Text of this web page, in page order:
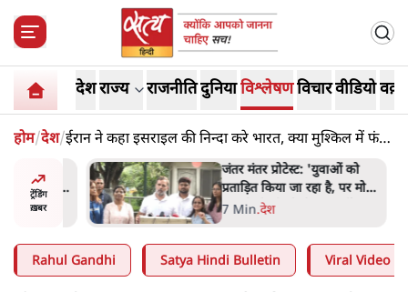
देशराज्य राजनीतिदुनियाविश्लेषणविचारवीडियो
होम/देश/ईरान ने कहा इसराइल की निन्दा करे भारत, क्या मुश्किल में फंस
गई मोदी सरकार
ट्रेंडिंग
ख़बर
न
सुने':
जंतर मंतर प्रोटेस्ट: 'युवाओं को
प्रताड़ित किया जा रहा है, पर मोदी-
शाह में बोलने की हिम्मत नहीं'-
राहुल
7 Min.देश
Rahul Gandhi Satya Hindi Bulletin Viral Video